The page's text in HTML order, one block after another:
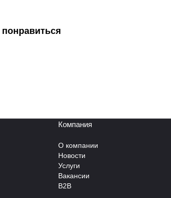
Компания
О компании
Новости
Услуги
Вакансии
B2B